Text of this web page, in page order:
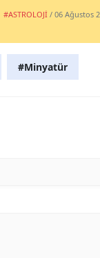
#ASTROLOJİ / 06 Ağustos
#Minyatür